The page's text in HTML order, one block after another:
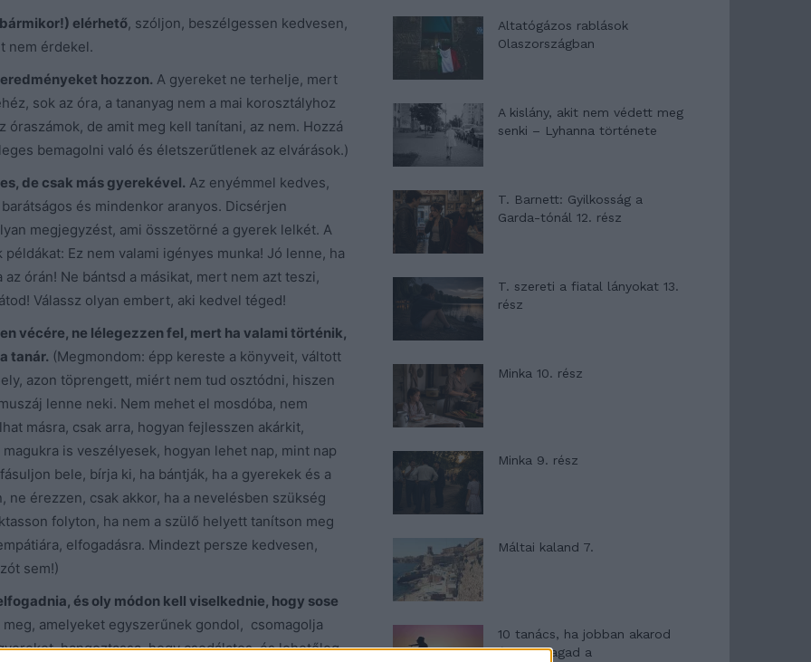
elérhető, szóljon, beszélgessen kedvesen,
nem érdekel.
hozzon. A gyereket ne terhelje, mert
sok az óra, a tananyag nem a mai korosztályhoz
de amit meg kell tanítani, az nem. Hozzá
bemagolni való és életszerűtlenek az elvárások.)
de csak más gyerekével. Az enyémmel kedves,
és mindenkor aranyos. Dicsérjen
megjegyzést, ami összetörné a gyerek lelkét. A
Ez nem valami igényes munka! Jó lenne, ha
órán! Ne bántsd a másikat, mert nem azt teszi,
Válassz olyan embert, aki kedvel téged!
vécére, ne lélegezzen fel, mert ha valami történik,
tanár. (Megmondom: épp kereste a könyveit, váltott
azon töprengett, miért nem tud osztódni, hiszen
lenne neki. Nem mehet el mosdóba, nem
másra, csak arra, hogyan fejlesszen akárkit,
is veszélyesek, hogyan lehet nap, mint nap
bele, bírja ki, ha bántják, ha a gyerekek és a
érezzen, csak akkor, ha a nevelésben szükség
folyton, ha nem a szülő helyett tanítson meg
elfogadásra. Mindezt persze kedvesen,
sem!)
és oly módon kell viselkednie, hogy sose
meg, amelyeket egyszerűnek gondol, csomagolja
hangoztassa, hogy csodálatos, és lehetőleg
Altatógázos rablások
Olaszországban
A kislány, akit nem védett meg
senki – Lyhanna története
T. Barnett: Gyilkosság a
Garda-tónál 12. rész
T. szereti a fiatal lányokat 13.
rész
Minka 10. rész
Minka 9. rész
Máltai kaland 7.
10 tanács, ha jobban akarod
érezni magad a